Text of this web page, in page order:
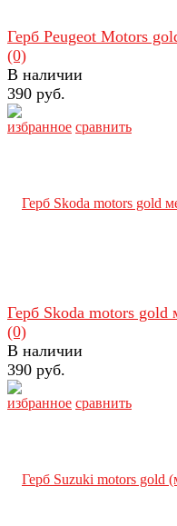
избранное сравнить
Герб Peugeot Motors
(0)
В наличии
390 руб.
избранное сравнить
Герб Skoda motors gold
(0)
В наличии
390 руб.